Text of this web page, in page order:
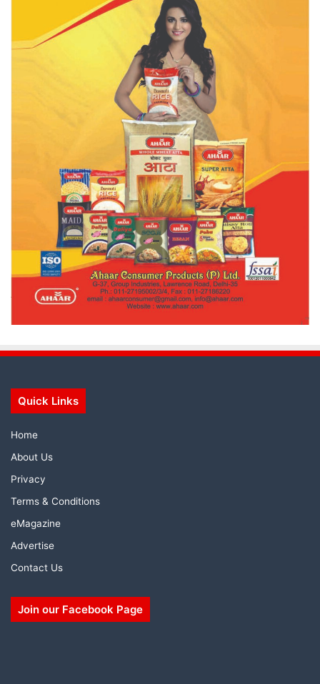
Quick Links
Home
About Us
Privacy
Terms & Conditions
eMagazine
Advertise
Contact Us
Join our Facebook Page